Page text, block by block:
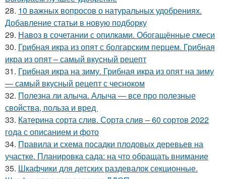
28. 10 важных вопросов о натуральных удобрениях.
Добавление статьи в новую подборку
29. Навоз в сочетании с опилками. Обогащённые смеси
30. Грибная икра из опят с болгарским перцем. Грибная
икра из опят – самый вкусный рецепт
31. Грибная икра на зиму. Грибная икра из опят на зиму
— самый вкусный рецепт с чесноком
32. Полезна ли алыча. Алыча — все про полезные
свойства, польза и вред
33. Катерина сорта слив. Сорта слив – 60 сортов 2022
года с описанием и фото
34. Правила и схема посадки плодовых деревьев на
участке. Планировка сада: на что обращать внимание
35. Шкафчики для детских раздевалок секционные.